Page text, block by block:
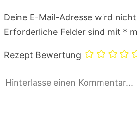
Deine E-Mail-Adresse wird
Erforderliche Felder sind mit *
Rezept Bewertung